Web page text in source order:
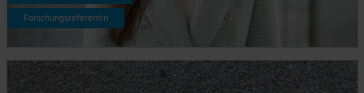
Forschungsreferentin